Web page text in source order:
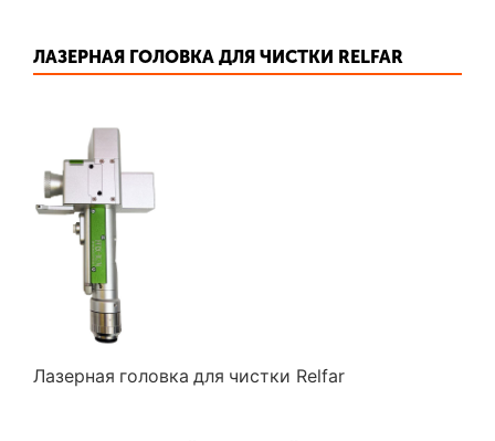
ЛАЗЕРНАЯ ГОЛОВКА ДЛЯ ЧИСТКИ RELFAR
Лазерная головка для чистки Relfar